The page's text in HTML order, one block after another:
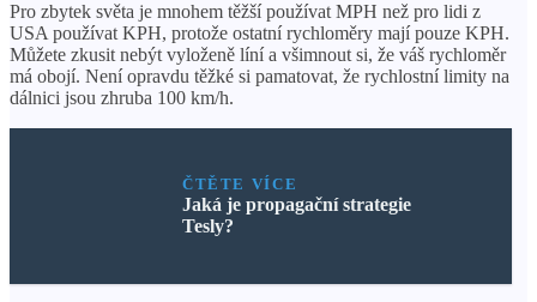
Pro zbytek světa je mnohem těžší používat MPH než pro lidi z
USA používat KPH, protože ostatní rychloměry mají pouze KPH.
Můžete zkusit nebýt vyloženě líní a všimnout si, že váš rychloměr
má obojí. Není opravdu těžké si pamatovat, že rychlostní limity na
dálnici jsou zhruba 100 km/h.
ČTĚTE VÍCE
Jaká je propagační strategie
Tesly?